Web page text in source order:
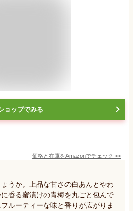
ョップでみる
価格と在庫をAmazonでチェック >>
うか。上品な甘さの白あんとやわ
香る蜜漬けの青梅を丸ごと包んで
ルーティーな味と香りが広がりま